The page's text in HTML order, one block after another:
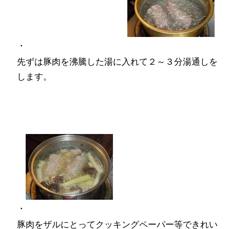
・
先ずは豚肉を沸騰した湯に入れて２～３分湯通しを
します。
・
豚肉をザルにとってクッキングペーパー等できれい